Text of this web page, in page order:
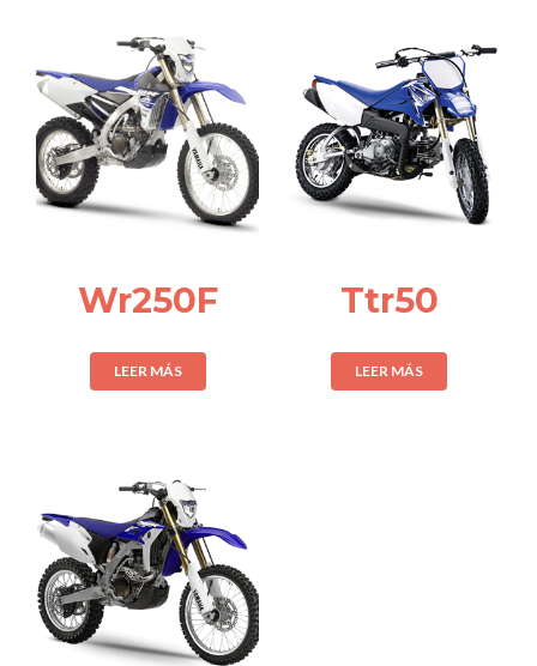
Wr250F
LEER MÁS
Ttr50
LEER MÁS